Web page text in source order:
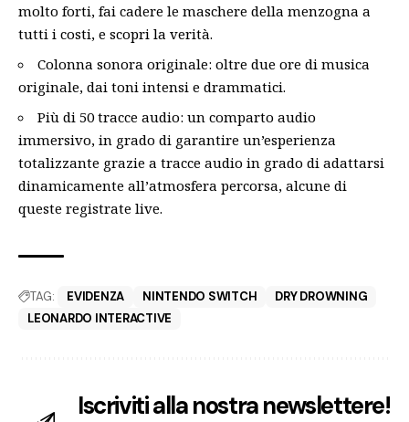
molto forti, fai cadere le maschere della menzogna a
tutti i costi, e scopri la verità.
Colonna sonora originale: oltre due ore di musica
originale, dai toni intensi e drammatici.
Più di 50 tracce audio: un comparto audio
immersivo, in grado di garantire un’esperienza
totalizzante grazie a tracce audio in grado di adattarsi
dinamicamente all’atmosfera percorsa, alcune di
queste registrate live.
TAG: EVIDENZA NINTENDO SWITCH
DRY DROWNING
LEONARDO INTERACTIVE
Iscriviti alla nostra newslettere!